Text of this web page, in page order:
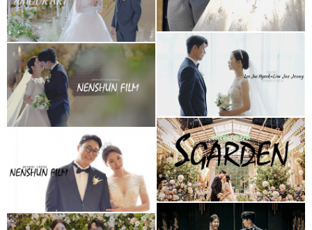
아모르홀
더빈웨딩컨벤션
(대표2인프리미엄)
아모르아트웨딩컨벤션
아모르홀1인3캠
청주 S가든웨딩홀
(대표촬영)
청주 더빈웨딩컨벤션
가드니아홀(대표촬영)